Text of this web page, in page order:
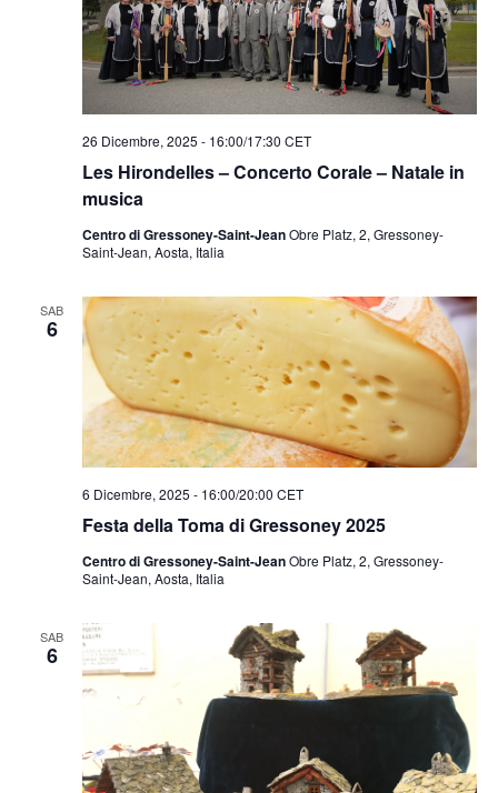
Les Hirondelles – Concerto Corale – Natale in
musica
26 Dicembre, 2025 - 16:00/17:30 CET
Centro di Gressoney-Saint-JeanObre Platz, 2, Gressoney-
Saint-Jean, Aosta, Italia
SAB
6
Festa della Toma di Gressoney 2025
6 Dicembre, 2025 - 16:00/20:00 CET
Centro di Gressoney-Saint-JeanObre Platz, 2, Gressoney-
Saint-Jean, Aosta, Italia
SAB
6